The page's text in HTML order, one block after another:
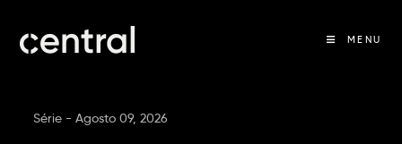
MENU
Série -Agosto 09, 2026